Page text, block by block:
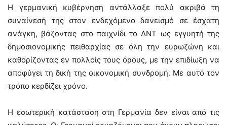
Η γερμανική κυβέρνηση αντάλλαξε πολύ ακριβά τη
συναίνεσή της στον ενδεχόμενο δανεισμό σε έσχατη
ανάγκη, βάζοντας στο παιχνίδι το ΔΝΤ ως εγγυητή της
δημοσιονομικής πειθαρχίας σε όλη την ευρωζώνη και
καθορίζοντας εν πολλοίς τους όρους, με την επιδίωξη να
αποφύγει τη δική της οικονομική συνδρομή. Με αυτό τον
τρόπο κερδίζει χρόνο.
Η εσωτερική κατάσταση στη Γερμανία δεν είναι από τις